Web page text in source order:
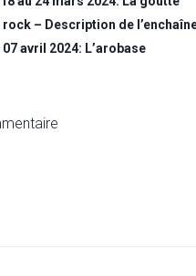
– Description de
avril 2024: L’arobase